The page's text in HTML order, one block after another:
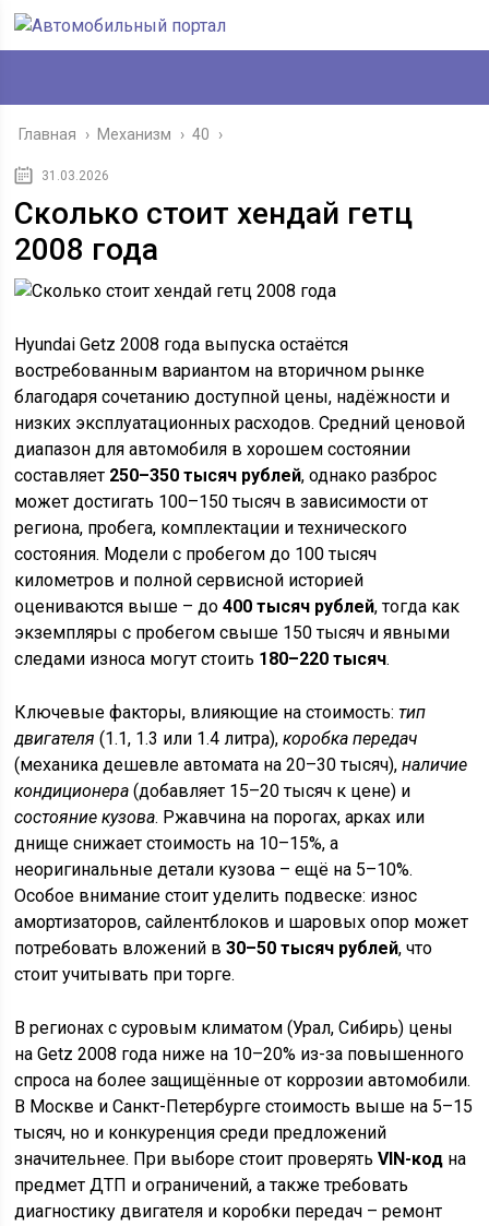
Главная › Механизм › 40 ›
31.03.2026
Сколько стоит хендай гетц
2008 года
Hyundai Getz 2008 года выпуска остаётся
востребованным вариантом на вторичном рынке
благодаря сочетанию доступной цены, надёжности и
низких эксплуатационных расходов. Средний ценовой
диапазон для автомобиля в хорошем состоянии
составляет 250–350 тысяч рублей, однако разброс
может достигать 100–150 тысяч в зависимости от
региона, пробега, комплектации и технического
состояния. Модели с пробегом до 100 тысяч
километров и полной сервисной историей
оцениваются выше – до400 тысяч рублей, тогда как
экземпляры с пробегом свыше 150 тысяч и явными
следами износа могут стоить 180–220 тысяч.
Ключевые факторы, влияющие на стоимость:тип
двигателя (1.1, 1.3 или 1.4 литра),коробка передач
(механика дешевле автомата на 20–30 тысяч),наличие
кондиционера (добавляет 15–20 тысяч к цене) и
состояние кузова. Ржавчина на порогах, арках или
днище снижает стоимость на 10–15%, а
неоригинальные детали кузова – ещё на 5–10%.
Особое внимание стоит уделить подвеске: износ
амортизаторов, сайлентблоков и шаровых опор может
потребовать вложений в30–50 тысяч рублей, что
стоит учитывать при торге.
В регионах с суровым климатом (Урал, Сибирь) цены
на Getz 2008 года ниже на 10–20% из-за повышенного
спроса на более защищённые от коррозии автомобили.
В Москве и Санкт-Петербурге стоимость выше на 5–15
тысяч, но и конкуренция среди предложений
значительнее. При выборе стоит проверятьVIN-код на
предмет ДТП и ограничений, а также требовать
диагностику двигателя и коробки передач – ремонт